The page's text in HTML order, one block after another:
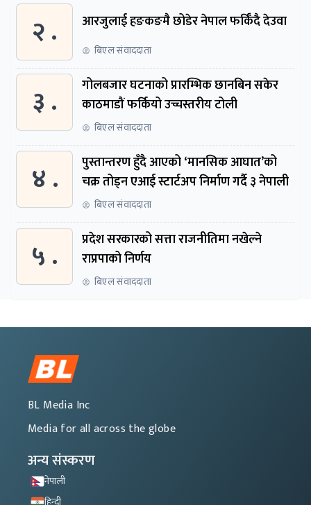
२ . आरजुलाई हङकङमै छोडेर नेपाल फर्किँदै देउवा
बिएल संवाददाता
३ .
गोलबजार घटनाको प्रारम्भिक छानबिन सकेर
काठमाडौं फर्कियो उच्चस्तरीय टोली
बिएल संवाददाता
४ .
पुस्तान्तरण हुँदै आएको ‘मानसिक आघात’को
चक्र तोड्न एआई स्टार्टअप निर्माण गर्दै ३ नेपाली
बिएल संवाददाता
५ .
प्रदेश सरकारको सत्ता राजनीतिमा नखेल्ने
राप्रपाको निर्णय
बिएल संवाददाता
BL Media Inc
Media for all across the globe
अन्य संस्करण
नेपाली